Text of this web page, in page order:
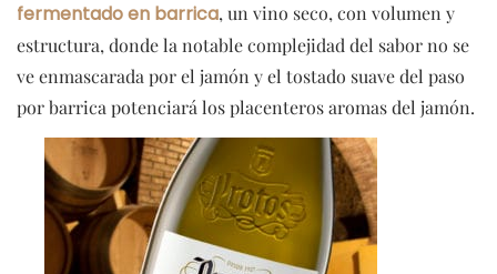
fermentado en barrica, un vino seco, con volumen y
estructura, donde la notable complejidad del sabor no se
ve enmascarada por el jamón y el tostado suave del paso
por barrica potenciará los placenteros aromas del jamón.